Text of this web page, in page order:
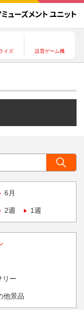
イズ 設置ゲーム機
6月
2週 1週
リー
他景品